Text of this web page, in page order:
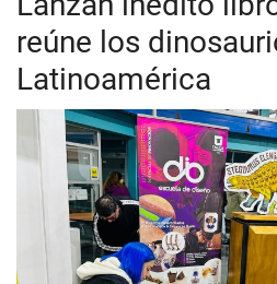
Crónica
Policial
Tribunales
Deporte
reúne los
Latinoamérica